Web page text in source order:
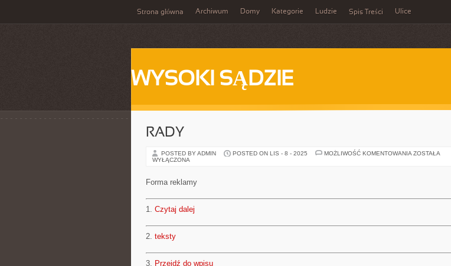
Strona główna Archiwum Domy Kategorie Ludzie Spis Treści Ulice
WYSOKI SĄDZIE
RADY
POSTED BY ADMIN POSTED ON LIS - 8 - 2025 MOŻLIWOŚĆ KOMENTOWANIA RADY
ZOSTAŁA
WYŁĄCZONA
Forma reklamy
1. Czytaj dalej
2. teksty
3. Przejdź do wpisu